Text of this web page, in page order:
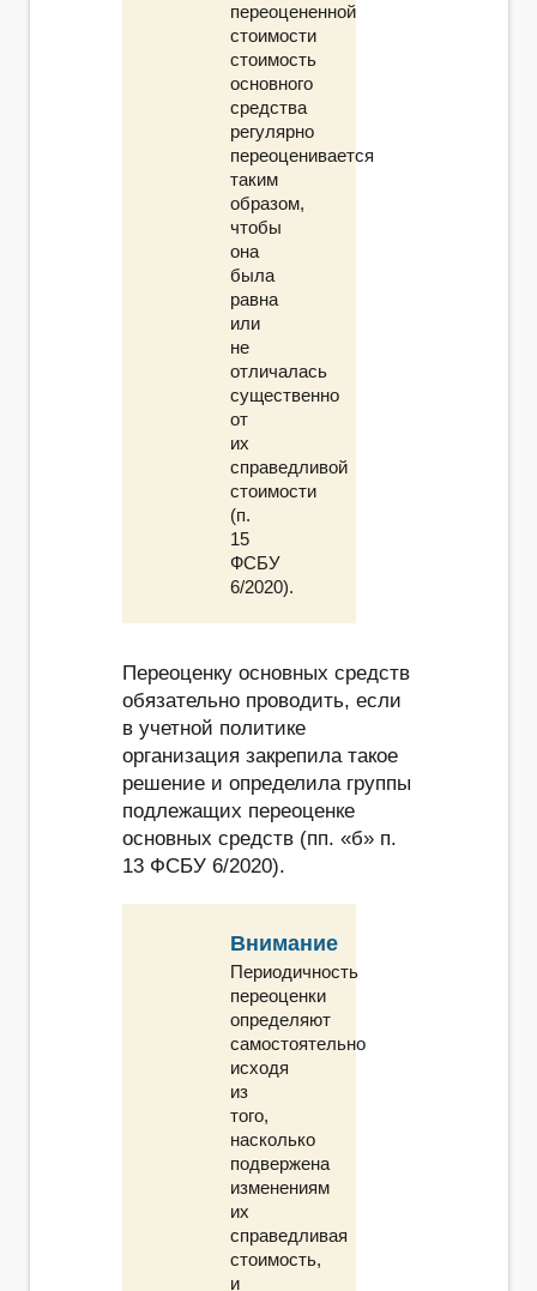
переоцененной
стоимости
стоимость
основного
средства
регулярно
переоценивается
таким
образом,
чтобы
она
была
равна
или
не
отличалась
существенно
от
их
справедливой
стоимости
(п.
15
ФСБУ
6/2020).
Переоценку основных средств
обязательно проводить, если
в учетной политике
организация закрепила такое
решение и определила группы
подлежащих переоценке
основных средств (пп. «б» п.
13 ФСБУ 6/2020).
Внимание
Периодичность
переоценки
определяют
самостоятельно
исходя
из
того,
насколько
подвержена
изменениям
их
справедливая
стоимость,
и